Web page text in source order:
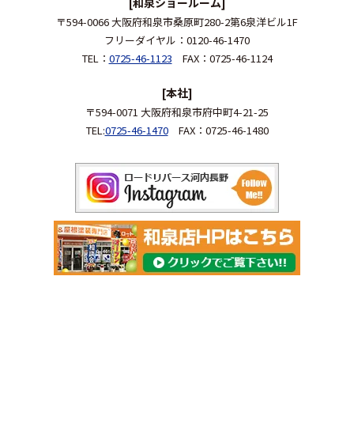
〒594-0066 大阪府和泉市桑原町280-2第6泉洋ビル1F
フリーダイヤル：0120-46-1470
TEL： 0725-46-1123 FAX：0725-46-1124
[本社]
〒594-0071 大阪府和泉市府中町4-21-25
TEL:0725-46-1470FAX：0725-46-1480